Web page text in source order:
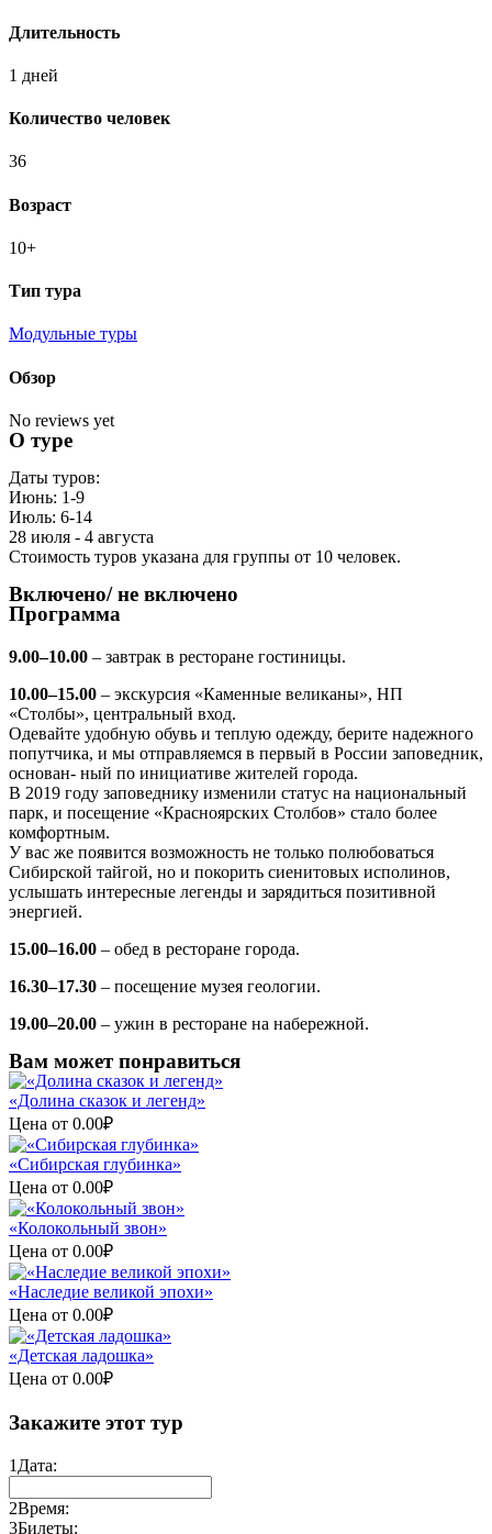
Длительность
1 дней
Количество человек
36
Возраст
10+
Тип тура
Модульные туры
Обзор
No reviews yet
О туре
Даты туров:
Июнь: 1-9
Июль: 6-14
28 июля - 4 августа
Стоимость туров указана для группы от 10 человек.
Включено/ не включено
Программа
9.00–10.00 – завтрак в ресторане гостиницы.
10.00–15.00 – экскурсия «Каменные великаны», НП
«Столбы», центральный вход.
Одевайте удобную обувь и теплую одежду, берите надежного
попутчика, и мы отправляемся в первый в России заповедник,
основан- ный по инициативе жителей города.
В 2019 году заповеднику изменили статус на национальный
парк, и посещение «Красноярских Столбов» стало более
комфортным.
У вас же появится возможность не только полюбоваться
Сибирской тайгой, но и покорить сиенитовых исполинов,
услышать интересные легенды и зарядиться позитивной
энергией.
15.00–16.00 – обед в ресторане города.
16.30–17.30 – посещение музея геологии.
19.00–20.00 – ужин в ресторане на набережной.
Вам может понравиться
«Долина сказок и легенд»
Цена от 0.00₽
«Сибирская глубинка»
Цена от 0.00₽
«Колокольный звон»
Цена от 0.00₽
«Наследие великой эпохи»
Цена от 0.00₽
«Детская ладошка»
Цена от 0.00₽
Закажите этот тур
1 Дата:
2Время:
3Билеты: